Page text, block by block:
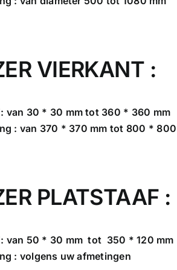
VIERKANT :
van 30 * 30 mm tot 360 * 360 mm
: van 370 * 370 mm tot 800 *
PLATSTAAF :
van 50 * 30 mm tot 350 * 120 mm
: volgens uw afmetingen